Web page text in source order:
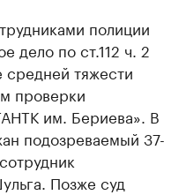
полиции
дело по ст.112 ч. 2
тяжести
проверки
им. Бериева». В
подозреваемый 37-
Позже суд